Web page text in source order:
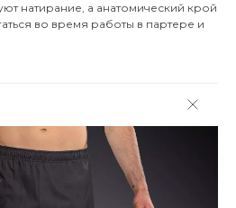
натирание, а анатомический крой
во время работы в партере и